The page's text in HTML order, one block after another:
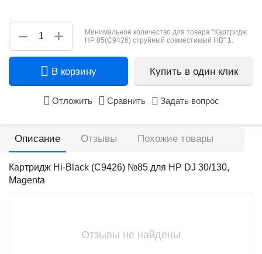
+
−
Минимальное количество для товара "Картридж
HP 85(C9426) струйный совместимый HB" 1.
В корзину Купить в один клик
Отложить Сравнить Задать вопрос
Описание Отзывы Похожие товары
Картридж Hi-Black (C9426) №85 для HP DJ 30/130,
Magenta
Отзывы не найдены